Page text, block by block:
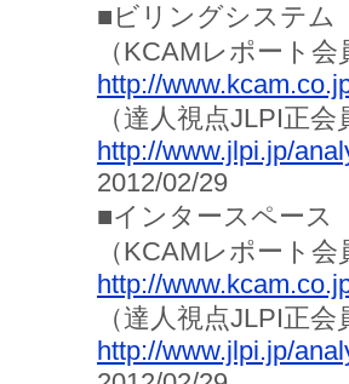
■ビリングシステ
（KCAMレポート会
http://
（達人視点JLPI
http://www.jlpi.jp/
2012/02/29
■インタースペー
（KCAMレポート会
http://
（達人視点JLPI
http://www.jlpi.jp/